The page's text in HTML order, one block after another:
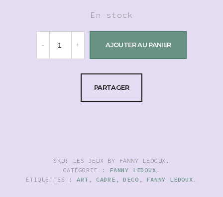
En stock
AJOUTER AU PANIER
PARTAGER
SKU: LES JEUX BY FANNY LEDOUX .
CATÉGORIE : FANNY LEDOUX .
ÉTIQUETTES : ART , CADRE ,DECO , FANNY LEDOUX .